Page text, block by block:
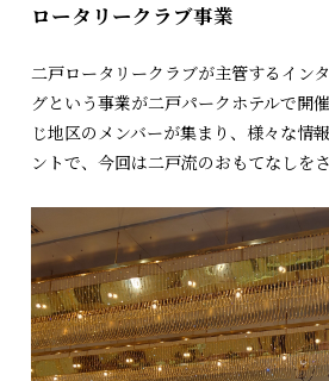
ロータリークラブ事業
二戸ロータリークラブが主管するイン
グという事業が二戸パークホテルで開
じ地区のメンバーが集まり、様々な情
ントで、今回は二戸流のおもてなしを